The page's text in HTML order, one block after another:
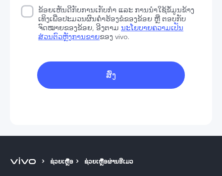
ຂ້ອຍເຫັນດີກັບການເກັບກຳ ແລະ ການນຳໃຊ້ຂໍ້ມູນຂ້າງ
ເທິງເພື່ອປະມວນຜົນຄຳຮ້ອງຂໍຂອງຂ້ອຍ ຫຼື ຕອບກັບ
ຈົດໝາຍຂອງຂ້ອຍ, ອີງຕາມນະໂຍບາຍຄວາມເປັນ
ສ່ວນຕົວຫຼັງການຂາຍຂອງ vivo.
ສົ່ງ
ຊ່ວຍເຫຼືອ ຊ່ວຍເຫຼືອຜ່ານອີເມວ